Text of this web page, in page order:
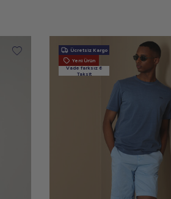
Ücretsiz Kargo
Yeni Ürün
Vade farksız 6
Taksit